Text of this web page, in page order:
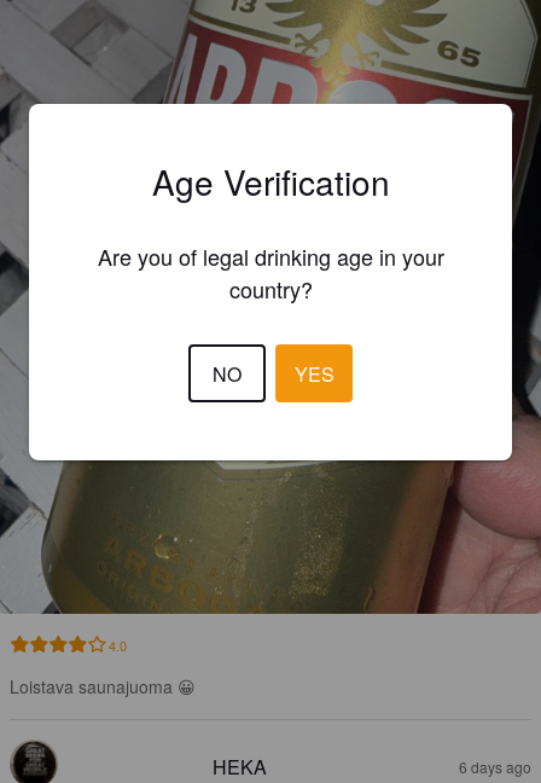
4.0
Loistava saunajuoma 😀
HEKA 6 days ago
Age Verification
Are you of legal drinking age in your
country?
NO YES